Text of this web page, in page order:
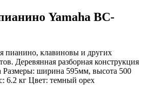
Yamaha BC-
пианино, клавиновы и других
Деревянная разборная конструкция
Размеры: ширина 595мм, высота 500
6.2 кг Цвет: темный орех